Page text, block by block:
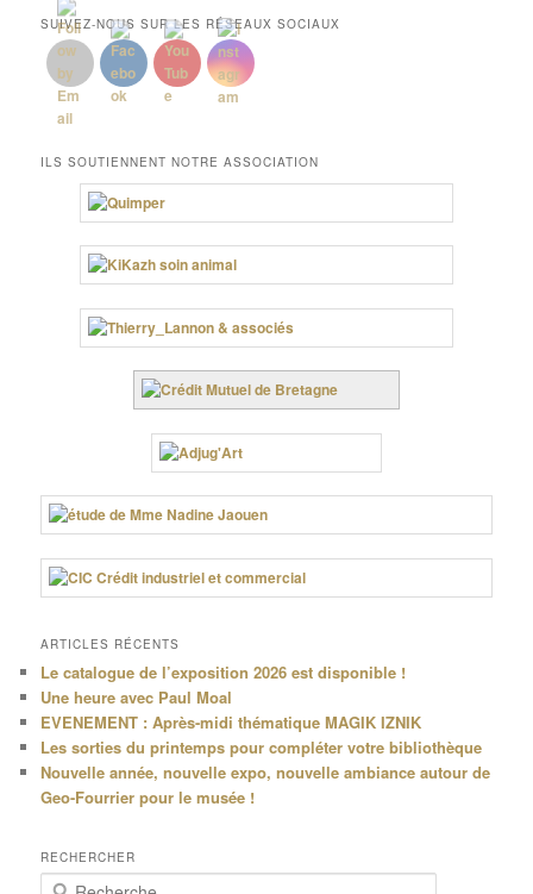
SUIVEZ-NOUS SUR LES RÉSEAUX SOCIAUX
ILS SOUTIENNENT NOTRE ASSOCIATION
ARTICLES RÉCENTS
Le catalogue de l’exposition 2026 est disponible !
Une heure avec Paul Moal
EVENEMENT : Après-midi thématique MAGIK IZNIK
Les sorties du printemps pour compléter votre bibliothèque
Nouvelle année, nouvelle expo, nouvelle ambiance autour de
Geo-Fourrier pour le musée !
RECHERCHER